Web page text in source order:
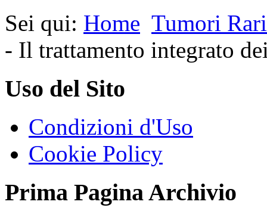
Sei qui: Home Tumori Rari
- Il trattamento integrato
Uso del Sito
Condizioni d'Uso
Cookie Policy
Prima Pagina Archivio